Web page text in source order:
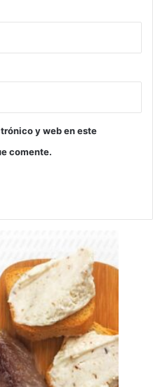
y web en este
comente.